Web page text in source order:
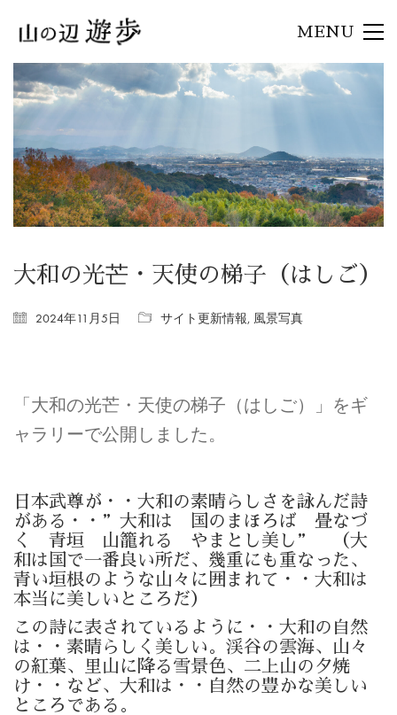
MENU
大和の光芒・天使の梯子（はしご）
2024年11月5日 サイト更新情報, 風景写真
「大和の光芒・天使の梯子（はしご）」をギ
ャラリーで公開しました。
日本武尊が・・大和の素晴らしさを詠んだ詩
がある・・”大和は 国のまほろば 畳なづ
く 青垣 山籠れる やまとし美し” （大
和は国で一番良い所だ、幾重にも重なった、
青い垣根のような山々に囲まれて・・大和は
本当に美しいところだ）
この詩に表されているように・・大和の自然
は・・素晴らしく美しい。渓谷の雲海、山々
の紅葉、里山に降る雪景色、二上山の夕焼
け・・など、大和は・・自然の豊かな美しい
ところである。